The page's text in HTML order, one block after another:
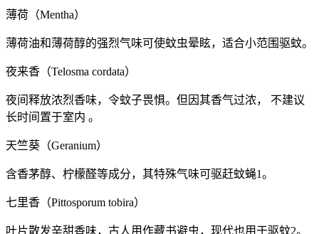
薄荷（Mentha）
薄荷油和薄荷醇的强烈气味可使蚊虫晕眩，适合小范围驱蚊。
夜来香（Telosma cordata）
夜间释放浓烈香味，令蚊子畏惧。但因其香气过浓， 不建议
长时间置于室内 。
天竺葵（Geranium）
含香茅醇、柠檬醛等成分，其特殊气味可驱赶蚊蝇1。
七里香（Pittosporum tobira）
叶片散发辛甜香味，古人用作藏书避虫，现代也用于驱蚊2。